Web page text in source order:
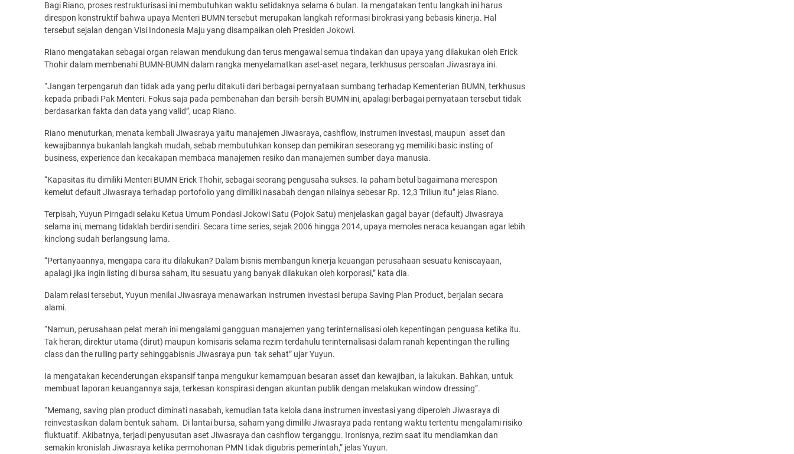
Bagi Riano, proses restrukturisasi ini membutuhkan waktu setidaknya selama 6 bulan. Ia mengatakan tentu langkah ini harus
direspon konstruktif bahwa upaya Menteri BUMN tersebut merupakan langkah reformasi birokrasi yang bebasis kinerja. Hal
tersebut sejalan dengan Visi Indonesia Maju yang disampaikan oleh Presiden Jokowi.
Riano mengatakan sebagai organ relawan mendukung dan terus mengawal semua tindakan dan upaya yang dilakukan oleh Erick
Thohir dalam membenahi BUMN-BUMN dalam rangka menyelamatkan aset-aset negara, terkhusus persoalan Jiwasraya ini.
“Jangan terpengaruh dan tidak ada yang perlu ditakuti dari berbagai pernyataan sumbang terhadap Kementerian BUMN, terkhusus
kepada pribadi Pak Menteri. Fokus saja pada pembenahan dan bersih-bersih BUMN ini, apalagi berbagai pernyataan tersebut tidak
berdasarkan fakta dan data yang valid”, ucap Riano.
Riano menuturkan, menata kembali Jiwasraya yaitu manajemen Jiwasraya, cashflow, instrumen investasi, maupun asset dan
kewajibannya bukanlah langkah mudah, sebab membutuhkan konsep dan pemikiran seseorang yg memiliki basic insting of
business, experience dan kecakapan membaca manajemen resiko dan manajemen sumber daya manusia.
“Kapasitas itu dimiliki Menteri BUMN Erick Thohir, sebagai seorang pengusaha sukses. Ia paham betul bagaimana merespon
kemelut default Jiwasraya terhadap portofolio yang dimiliki nasabah dengan nilainya sebesar Rp. 12,3 Triliun itu” jelas Riano.
Terpisah, Yuyun Pirngadi selaku Ketua Umum Pondasi Jokowi Satu (Pojok Satu) menjelaskan gagal bayar (default) Jiwasraya
selama ini, memang tidaklah berdiri sendiri. Secara time series, sejak 2006 hingga 2014, upaya memoles neraca keuangan agar lebih
kinclong sudah berlangsung lama.
“Pertanyaannya, mengapa cara itu dilakukan? Dalam bisnis membangun kinerja keuangan perusahaan sesuatu keniscayaan,
apalagi jika ingin listing di bursa saham, itu sesuatu yang banyak dilakukan oleh korporasi,” kata dia.
Dalam relasi tersebut, Yuyun menilai Jiwasraya menawarkan instrumen investasi berupa Saving Plan Product, berjalan secara
alami.
“Namun, perusahaan pelat merah ini mengalami gangguan manajemen yang terinternalisasi oleh kepentingan penguasa ketika itu.
Tak heran, direktur utama (dirut) maupun komisaris selama rezim terdahulu terinternalisasi dalam ranah kepentingan the rulling
class dan the rulling party sehinggabisnis Jiwasraya pun tak sehat” ujar Yuyun.
Ia mengatakan kecenderungan ekspansif tanpa mengukur kemampuan besaran asset dan kewajiban, ia lakukan. Bahkan, untuk
membuat laporan keuangannya saja, terkesan konspirasi dengan akuntan publik dengan melakukan window dressing”.
“Memang, saving plan product diminati nasabah, kemudian tata kelola dana instrumen investasi yang diperoleh Jiwasraya di
reinvestasikan dalam bentuk saham. Di lantai bursa, saham yang dimiliki Jiwasraya pada rentang waktu tertentu mengalami risiko
fluktuatif. Akibatnya, terjadi penyusutan aset Jiwasraya dan cashflow terganggu. Ironisnya, rezim saat itu mendiamkan dan
semakin kronislah Jiwasraya ketika permohonan PMN tidak digubris pemerintah,” jelas Yuyun.